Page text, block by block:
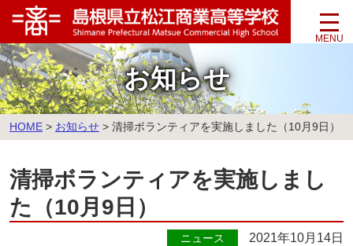
このページの本文へ
お知らせ
こ
の
ー
ジ
の
位
HOME > お知らせ > 清掃ボランティアを実施しました（10月9日）
清掃ボランティアを実施しまし
た（10月9日）
ニュース 2021年10月14日